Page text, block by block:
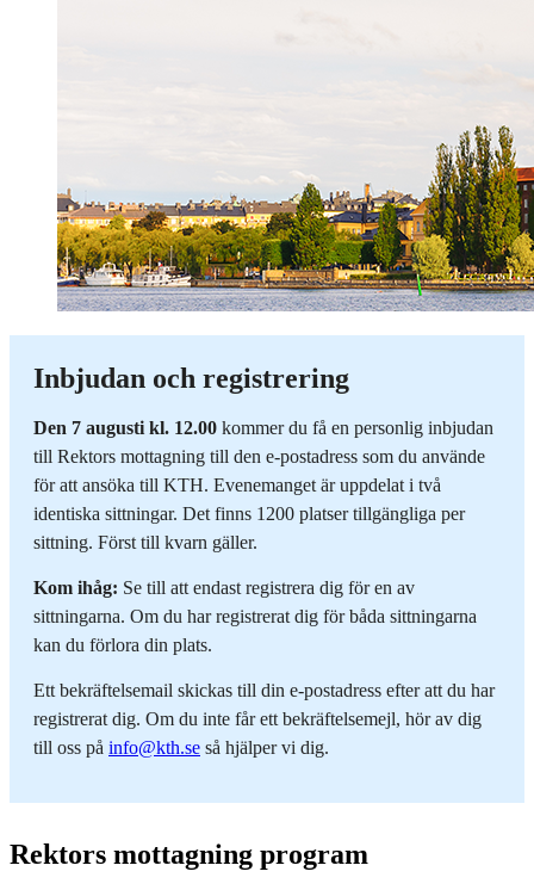
Inbjudan och registrering
Den 7 augusti kl. 12.00 kommer du få en personlig inbjudan
till Rektors mottagning till den e-postadress som du använde
för att ansöka till KTH. Evenemanget är uppdelat i två
identiska sittningar. Det finns 1200 platser tillgängliga per
sittning. Först till kvarn gäller.
Kom ihåg: Se till att endast registrera dig för en av
sittningarna. Om du har registrerat dig för båda sittningarna
kan du förlora din plats.
Ett bekräftelsemail skickas till din e-postadress efter att du har
registrerat dig. Om du inte får ett bekräftelsemejl, hör av dig
till oss på info@kth.se så hjälper vi dig.
Rektors mottagning program